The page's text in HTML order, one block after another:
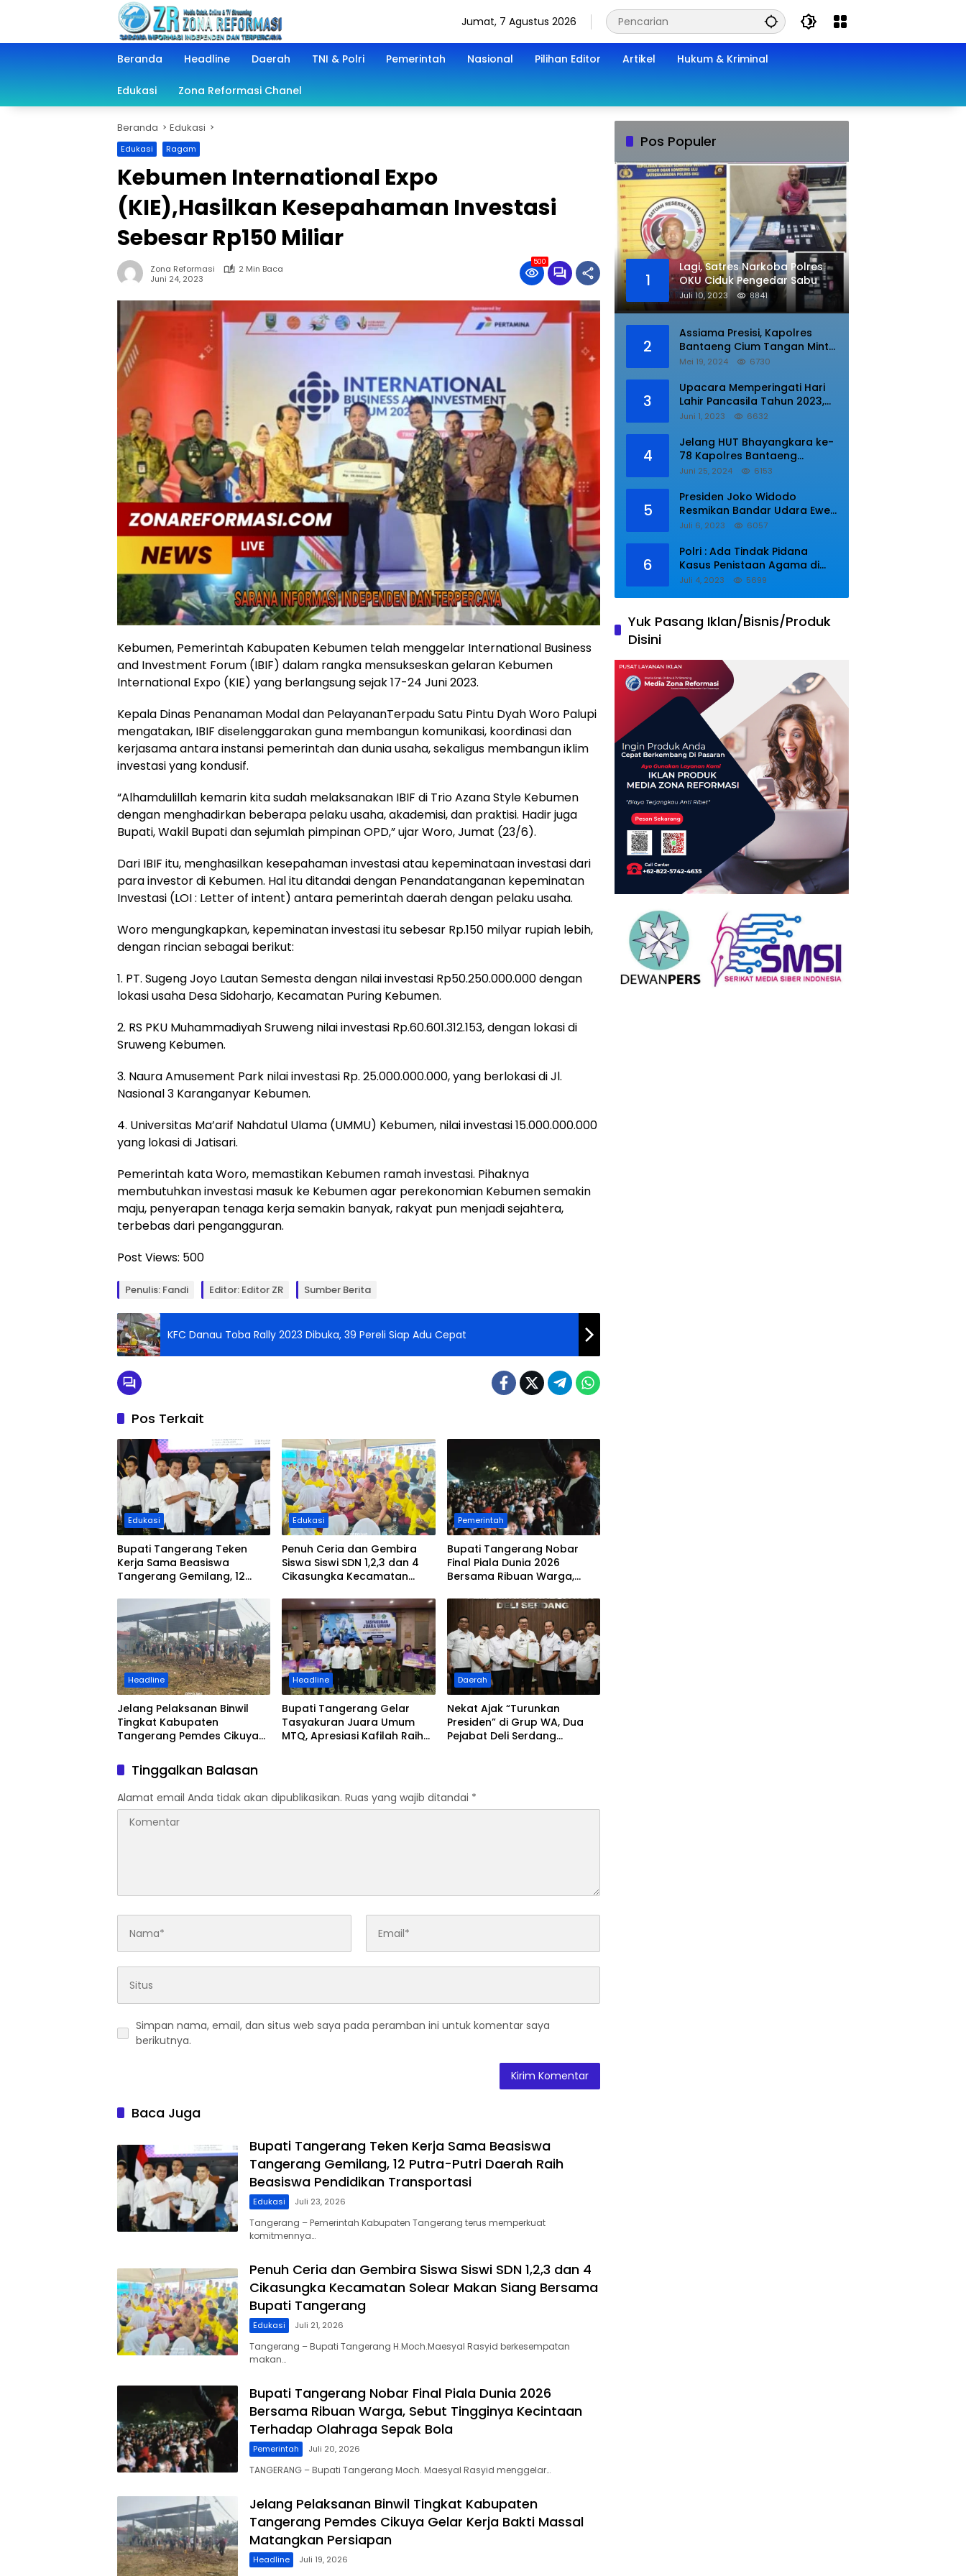
Jumat, 7 Agustus 2026
Beranda Headline Daerah TNI & Polri Pemerintah Nasional Pilihan Editor Artikel Hukum & Kriminal
Edukasi Zona Reformasi Chanel
Beranda Edukasi
Edukasi Ragam
Kebumen International Expo
(KIE),Hasilkan Kesepahaman Investasi
Sebesar Rp150 Miliar
Zona Reformasi
2 Min Baca
Juni 24, 2023
500
Kebumen, Pemerintah Kabupaten Kebumen telah menggelar International Business
and Investment Forum (IBIF) dalam rangka mensukseskan gelaran Kebumen
International Expo (KIE) yang berlangsung sejak 17-24 Juni 2023.
Kepala Dinas Penanaman Modal dan PelayananTerpadu Satu Pintu Dyah Woro Palupi
mengatakan, IBIF diselenggarakan guna membangun komunikasi, koordinasi dan
kerjasama antara instansi pemerintah dan dunia usaha, sekaligus membangun iklim
investasi yang kondusif.
“Alhamdulillah kemarin kita sudah melaksanakan IBIF di Trio Azana Style Kebumen
dengan menghadirkan beberapa pelaku usaha, akademisi, dan praktisi. Hadir juga
Bupati, Wakil Bupati dan sejumlah pimpinan OPD,” ujar Woro, Jumat (23/6).
Dari IBIF itu, menghasilkan kesepahaman investasi atau kepeminataan investasi dari
para investor di Kebumen. Hal itu ditandai dengan Penandatanganan kepeminatan
Investasi (LOI : Letter of intent) antara pemerintah daerah dengan pelaku usaha.
Woro mengungkapkan, kepeminatan investasi itu sebesar Rp.150 milyar rupiah lebih,
dengan rincian sebagai berikut:
1. PT. Sugeng Joyo Lautan Semesta dengan nilai investasi Rp50.250.000.000 dengan
lokasi usaha Desa Sidoharjo, Kecamatan Puring Kebumen.
2. RS PKU Muhammadiyah Sruweng nilai investasi Rp.60.601.312.153, dengan lokasi di
Sruweng Kebumen.
3. Naura Amusement Park nilai investasi Rp. 25.000.000.000, yang berlokasi di Jl.
Nasional 3 Karanganyar Kebumen.
4. Universitas Ma’arif Nahdatul Ulama (UMMU) Kebumen, nilai investasi 15.000.000.000
yang lokasi di Jatisari.
Pemerintah kata Woro, memastikan Kebumen ramah investasi. Pihaknya
membutuhkan investasi masuk ke Kebumen agar perekonomian Kebumen semakin
maju, penyerapan tenaga kerja semakin banyak, rakyat pun menjadi sejahtera,
terbebas dari pengangguran.
Post Views: 500
Penulis: Fandi Editor: Editor ZR Sumber Berita
KFC Danau Toba Rally 2023 Dibuka, 39 Pereli Siap Adu Cepat
Pos Terkait
Edukasi
Bupati Tangerang Teken
Kerja Sama Beasiswa
Tangerang Gemilang, 12
Beasiswa Pendidikan
Transportasi
Edukasi
Penuh Ceria dan Gembira
Siswa Siswi SDN 1,2,3 dan 4
Cikasungka Kecamatan
Bersama Bupati Tangerang
Pemerintah
Bupati Tangerang Nobar
Final Piala Dunia 2026
Bersama Ribuan Warga,
Terhadap Olahraga Sepak
Bola
Headline
Jelang Pelaksanan Binwil
Tingkat Kabupaten
Tangerang Pemdes Cikuya
Matangkan Persiapan
Headline
Bupati Tangerang Gelar
Tasyakuran Juara Umum
MTQ, Apresiasi Kafilah Raih
Daerah
Nekat Ajak “Turunkan
Presiden” di Grup WA, Dua
Pejabat Deli Serdang
Tinggalkan Balasan
Alamat email Anda tidak akan dipublikasikan. Ruas yang wajib ditandai *
Simpan nama, email, dan situs web saya pada peramban ini untuk komentar saya
berikutnya.
Baca Juga
Bupati Tangerang Teken Kerja Sama Beasiswa
Tangerang Gemilang, 12 Putra-Putri Daerah Raih
Beasiswa Pendidikan Transportasi
Edukasi Juli 23, 2026
Tangerang – Pemerintah Kabupaten Tangerang terus memperkuat
komitmennya…
Penuh Ceria dan Gembira Siswa Siswi SDN 1,2,3 dan 4
Cikasungka Kecamatan Solear Makan Siang Bersama
Bupati Tangerang
Edukasi Juli 21, 2026
Tangerang – Bupati Tangerang H.Moch.Maesyal Rasyid berkesempatan
makan…
Bupati Tangerang Nobar Final Piala Dunia 2026
Bersama Ribuan Warga, Sebut Tingginya Kecintaan
Terhadap Olahraga Sepak Bola
Pemerintah Juli 20, 2026
TANGERANG – Bupati Tangerang Moch. Maesyal Rasyid menggelar…
Jelang Pelaksanan Binwil Tingkat Kabupaten
Tangerang Pemdes Cikuya Gelar Kerja Bakti Massal
Matangkan Persiapan
Headline Juli 19, 2026
Pos Populer
1
Lagi, Satres Narkoba Polres
OKU Ciduk Pengedar Sabu
Juli 10, 2023 8841
2
Assiama Presisi, Kapolres
Bantaeng Cium Tangan Minta
di Doakan.
Mei 19, 2024 6730
3
Upacara Memperingati Hari
Lahir Pancasila Tahun 2023,
Wakapolres Lampung Utara
RI.
Juni 1, 2023 6632
4
Jelang HUT Bhayangkara ke-
78 Kapolres Bantaeng
Resmikan Sumur Bor di Desa
Juni 25, 2024 6153
5
Presiden Joko Widodo
Resmikan Bandar Udara Ewer
di Asmat
Juli 6, 2023 6057
6
Polri : Ada Tindak Pidana
Kasus Penistaan Agama di
Ponpes Al Zaytun
Juli 4, 2023 5699
Yuk Pasang Iklan/Bisnis/Produk
Disini